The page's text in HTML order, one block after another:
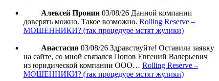
Алексей Пронин 03/08/26 Данной компании
доверять можно. Такое возможно. Rolling Reserve –
МОШЕННИКИ? (так процедуре мстят жулики)
Анастасия 03/08/26 Здравствуйте! Оставила заявку
на сайте, со мной связался Попов Евгений Валерьевич
из юридической компании ООО… Rolling Reserve –
МОШЕННИКИ? (так процедуре мстят жулики)